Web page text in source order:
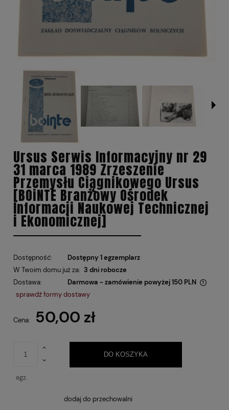
Ursus Serwis Informacyjny nr 29
31 marca 1989 Zrzeszenie
Przemysłu Ciągnikowego Ursus
[BOiNTE Branżowy Ośrodek
Informacji Naukowej Technicznej
i Ekonomicznej]
Dostępność:
Dostępny 1 egzemplarz
W Twoim domu już za: 3 dni robocze
Dostawa:
Darmowa - zamówienie powyżej 150 PLN
Cena nie zawiera ewentualnych kosztów płatności
sprawdź formy dostawy
Cena: 50,00 zł
egz.
DO KOSZYKA
dodaj do przechowalni